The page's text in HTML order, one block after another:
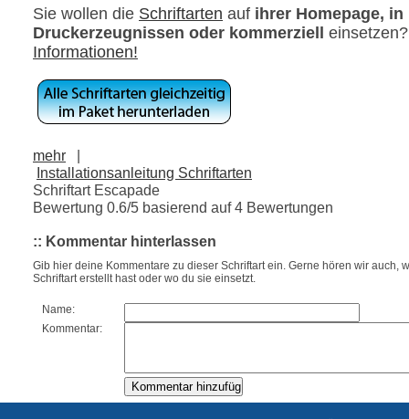
Sie wollen die Schriftarten auf ihrer Homepage, in
Druckerzeugnissen oder kommerziell
Informationen!
mehr
|
Installationsanleitung Schriftarten
Schriftart Escapade
Bewertung 0.6/5 basierend auf4 Bewertungen
:: Kommentar hinterlassen
Gib hier deine Kommentare zu dieser Schriftart ein. Gerne hören wir auch,
Schriftart erstellt hast oder wo du sie einsetzt.
Name:
Kommentar: